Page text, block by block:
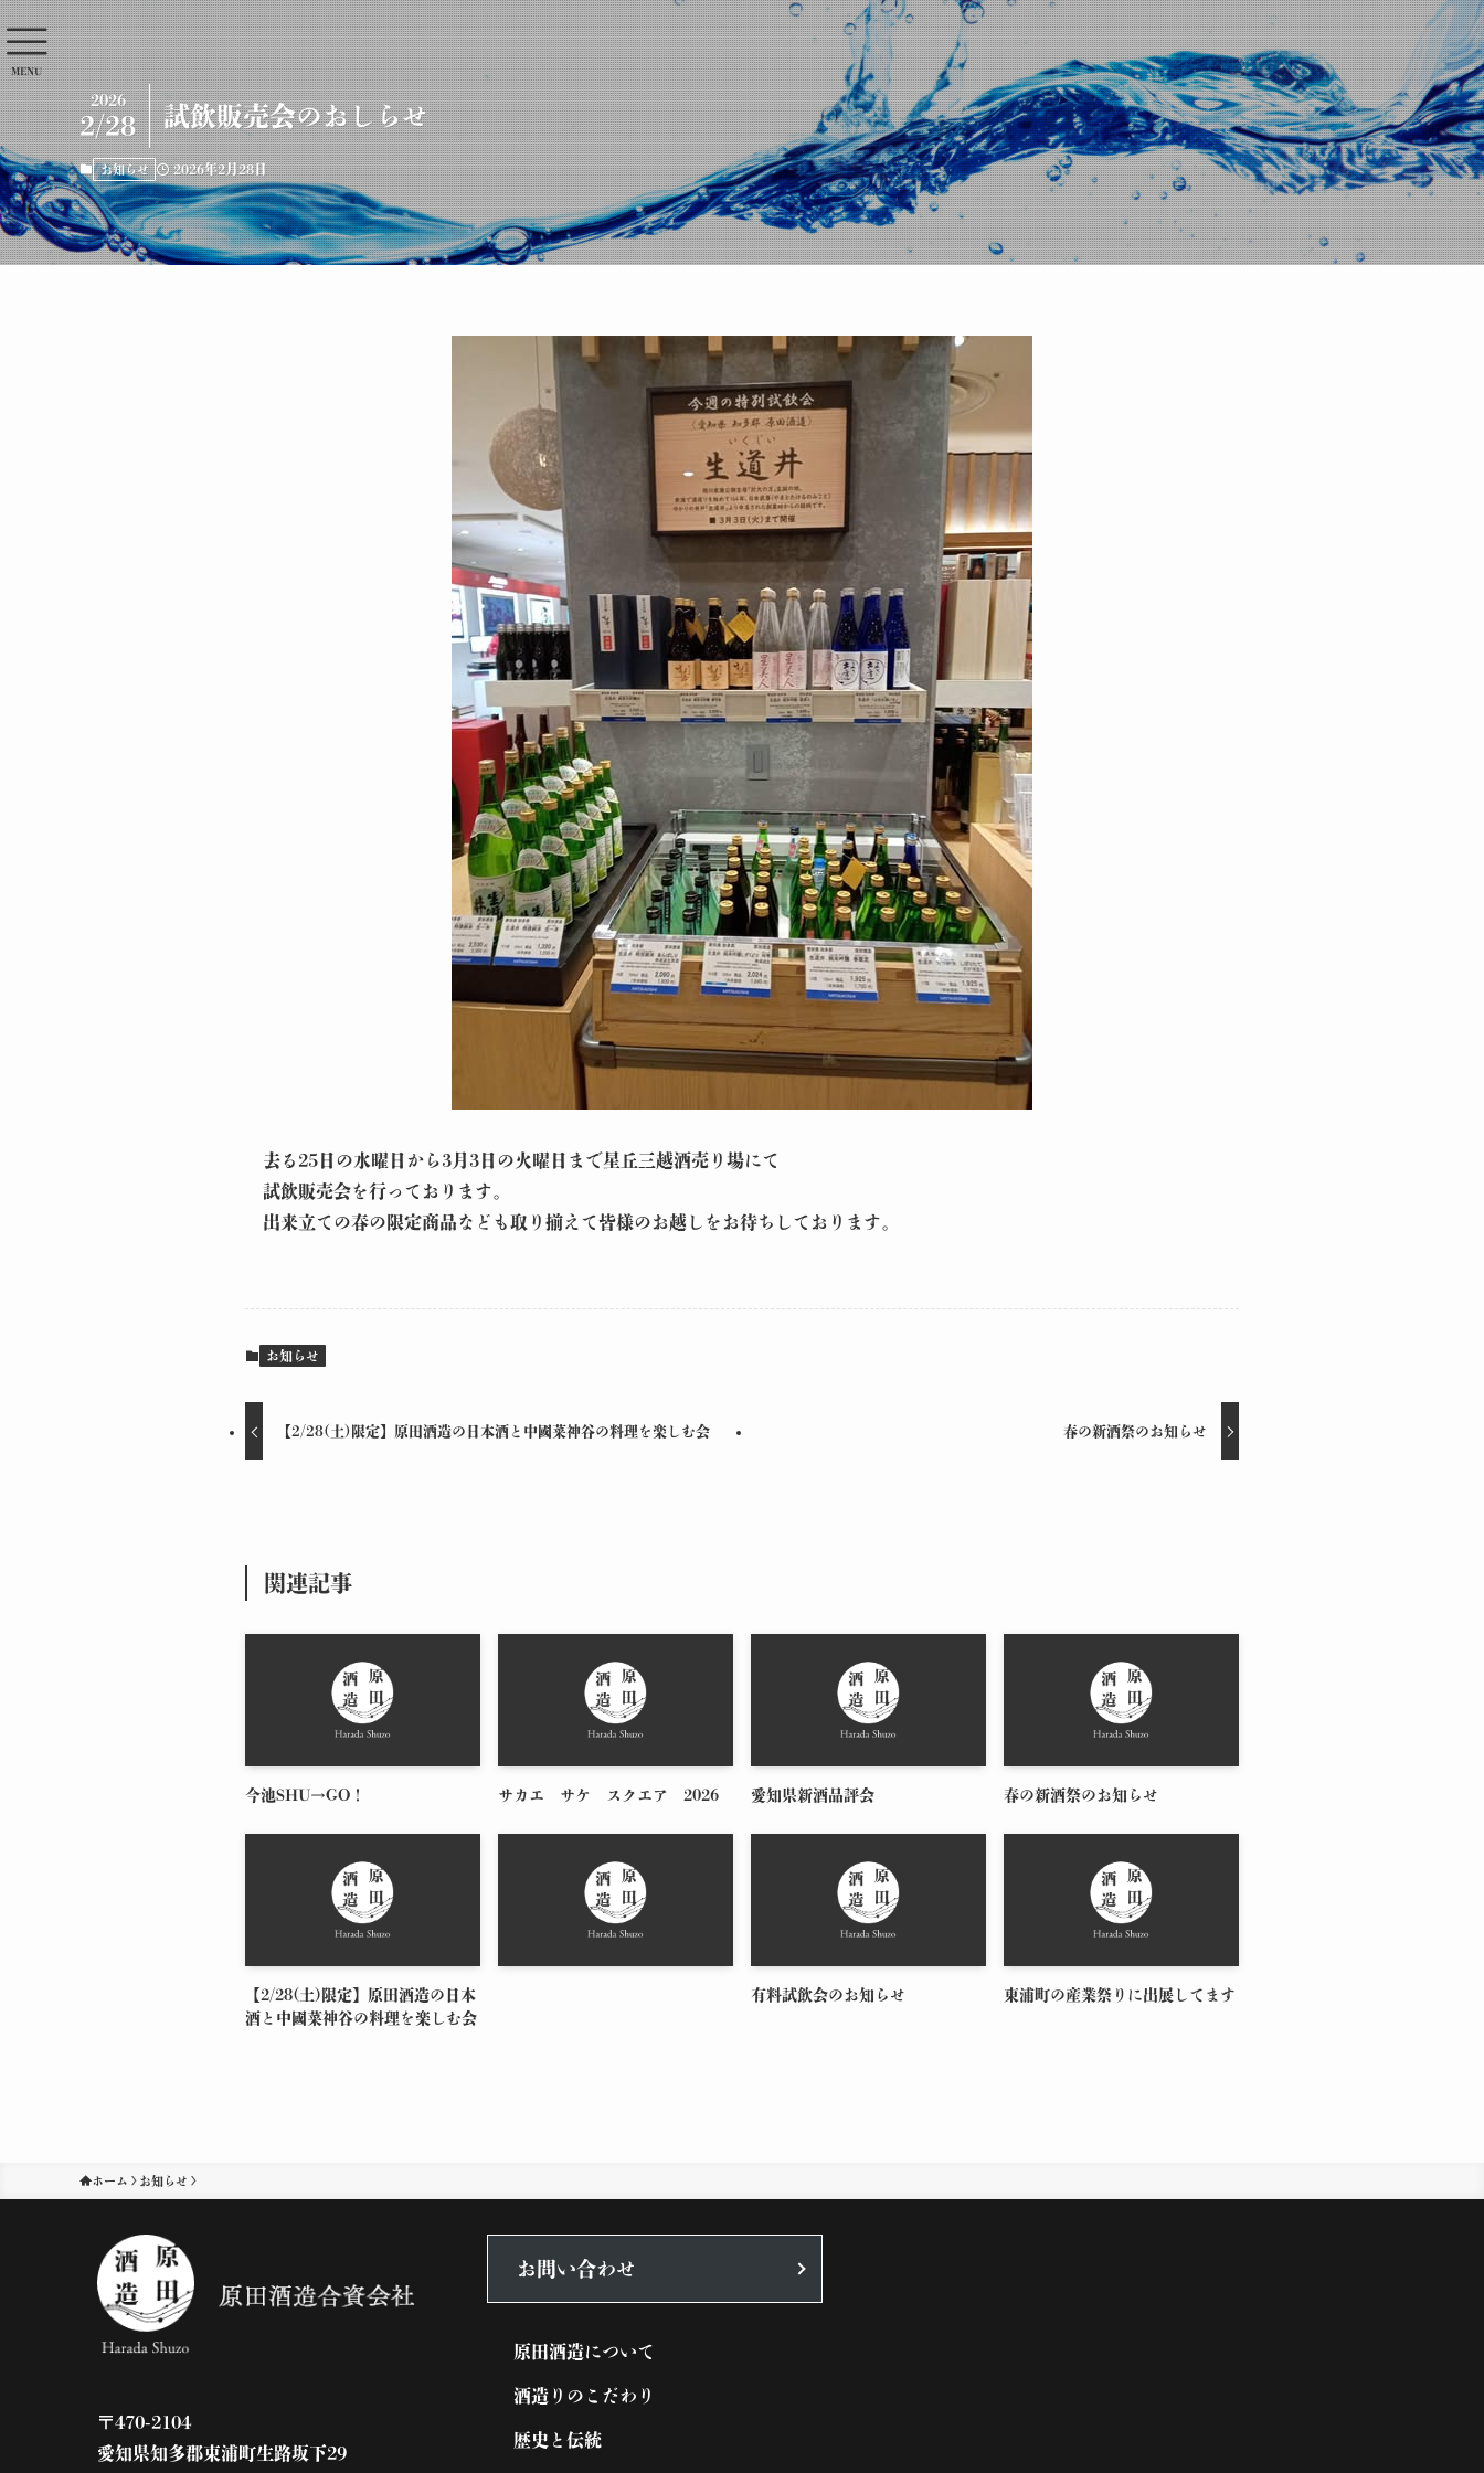
ホーム
MENU
試飲販売会のおしらせ
2026
2/28
お知らせ 2026年2月28日
去る25日の水曜日から3月3日の火曜日まで星丘三越酒売り場にて
試飲販売会を行っております。
出来立ての春の限定商品なども取り揃えて皆様のお越しをお待ちしております。
お知らせ
【2/28(土)限定】原田酒造の日本酒と中國菜神谷の料理を楽しむ会 春の新酒祭のお知らせ
関連記事
今池SHU→GO！ サカエ サケ スクエア 2026 愛知県新酒品評会 春の新酒祭のお知らせ
【2/28(土)限定】原田酒造の日本
酒と中國菜神谷の料理を楽しむ会
有料試飲会のお知らせ 東浦町の産業祭りに出展してます
ホーム お知らせ
〒470-2104
愛知県知多郡東浦町生路坂下29
お問い合わせ
原田酒造について
酒造りのこだわり
歴史と伝統